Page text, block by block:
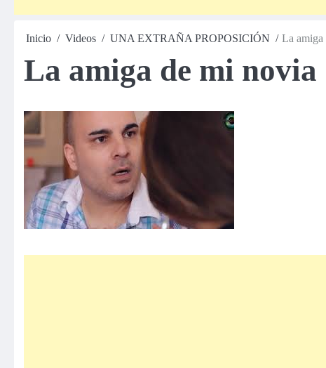
Inicio Videos UNA EXTRAÑA PROPOSICIÓN La amiga
La amiga de mi novia